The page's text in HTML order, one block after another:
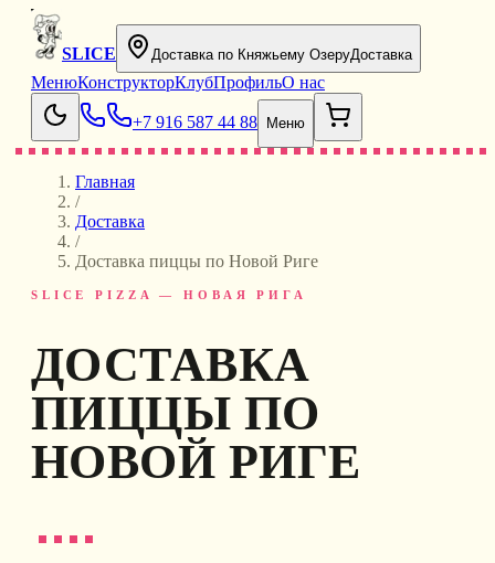
SLICE Доставка по Княжьему ОзеруДоставка
МенюКонструкторКлубПрофильО нас
+7 916 587 44 88 Меню
Главная
/
Доставка
/
Доставка пиццы по Новой Риге
SLICE PIZZA — НОВАЯ РИГА
ДОСТАВКА
ПИЦЦЫ ПО
НОВОЙ РИГЕ